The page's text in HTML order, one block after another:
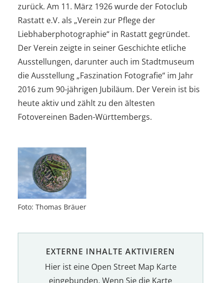
zurück. Am 11. März 1926 wurde der Fotoclub
Rastatt e.V. als „Verein zur Pflege der
Liebhaberphotographie“ in Rastatt gegründet.
Der Verein zeigte in seiner Geschichte etliche
Ausstellungen, darunter auch im Stadtmuseum
die Ausstellung „Faszination Fotografie“ im Jahr
2016 zum 90-jährigen Jubiläum. Der Verein ist bis
heute aktiv und zählt zu den ältesten
Fotovereinen Baden-Württembergs.
Foto: Thomas Bräuer
EXTERNE INHALTE AKTIVIEREN
Hier ist eine Open Street Map Karte
eingebunden. Wenn Sie die Karte